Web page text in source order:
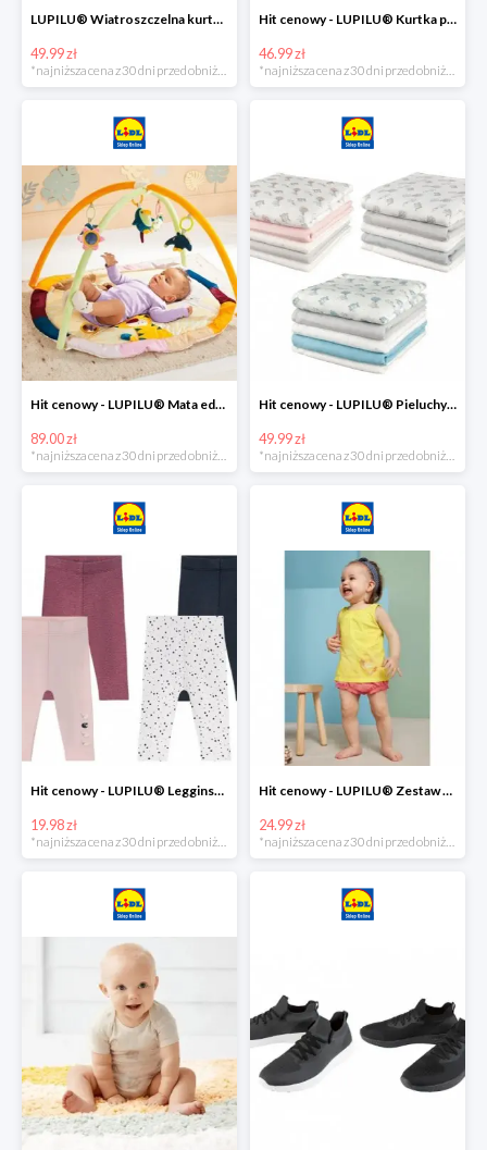
LUPILU® Wiatroszczelna kurtka dziecięca softshell, 1 sztuka
49.99 zł
Hit cenowy - LUPILU® Kurtka przeciwdeszczowa dziewczęca, 1 sztuka
46.99 zł
Hit cenowy - LUPILU® Mata edukacyjna dla niemowląt, 1 sztuka
89.00 zł
*najniższa cena z 30 dni przed obniżką
Hit cenowy - LUPILU® Pieluchy tetrowe 80x80 cm, z biobawełny, 5 sztuk
49.99 zł
*najniższa cena z 30 dni przed obniżką
Hit cenowy - LUPILU® Legginsy niemowlęce z biobawełną, 2 pary
19.98 zł
Hit cenowy - LUPILU® Zestaw dziecięcy z biobawełny (body + koszulka + spodenki), 1 komplet
24.99 zł